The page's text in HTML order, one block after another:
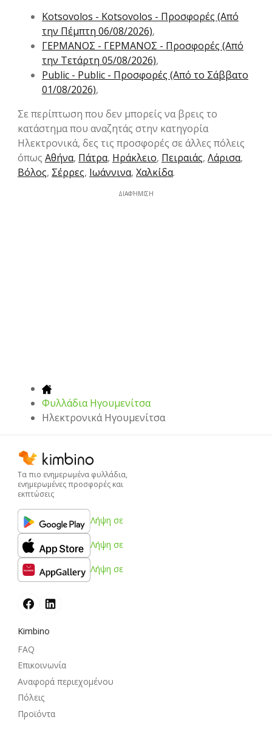
Kotsovolos - Kotsovolos - Προσφορές (Από
την Πέμπτη 06/08/2026),
ΓΕΡΜΑΝΟΣ - ΓΕΡΜΑΝΟΣ - Προσφορές (Από
την Τετάρτη 05/08/2026),
Public - Public - Προσφορές (Από το Σάββατο
01/08/2026),
Σε περίπτωση που δεν μπορείς να βρεις το
κατάστημα που αναζητάς στην κατηγορία
Hλεκτρονικά, δες τις προσφορές σε άλλες πόλεις
όπως Αθήνα, Πάτρα, Ηράκλειο, Πειραιάς, Λάρισα,
Βόλος, Σέρρες, Ιωάννινα, Χαλκίδα.
ΔΙΑΦΉΜΙΣΗ
Φυλλάδια Ηγουμενίτσα
Hλεκτρονικά Ηγουμενίτσα
Τα πιο ενημερωμένα φυλλάδια,
ενημερωμένες προσφορές και
εκπτώσεις
Λήψη σε
Λήψη σε
Λήψη σε
Kimbino
FAQ
Επικοινωνία
Αναφορά περιεχομένου
Πόλεις
Προϊόντα